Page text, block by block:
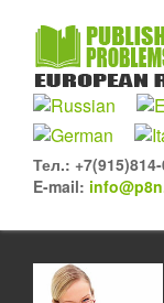
Тел.:
E-mail: